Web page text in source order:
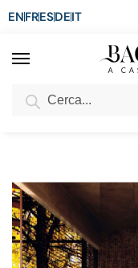
ENFRESDEIT
SCONTO del